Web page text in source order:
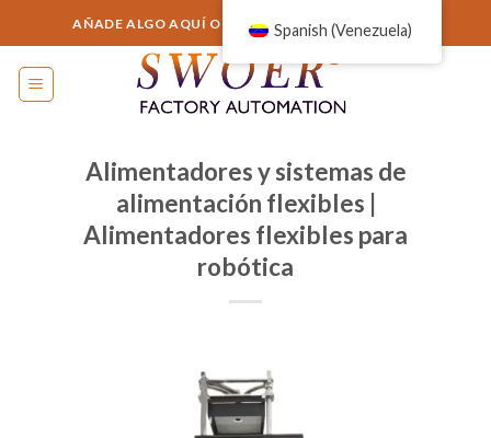
contenido
AÑADE ALGO AQUÍ O SIMPLEMENTE ELIMÍNALO...
Alimentadores y sistemas de
alimentación flexibles |
Alimentadores flexibles para
robótica
Spanish (Venezuela)